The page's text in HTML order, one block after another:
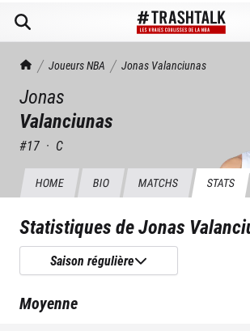
TrashTalk Actu NBA
Joueurs NBA Jonas Valanciunas
Jonas
Valanciunas
#17 · C
HOME BIO MATCHS STATS
Statistiques deJonas
Saison régulière
Moyenne